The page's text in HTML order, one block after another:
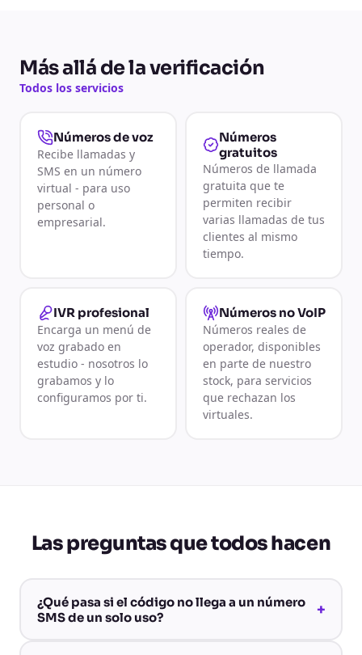
Más allá de la verificación
Todos los servicios
Números de voz
Recibe llamadas y
SMS en un número
virtual - para uso
personal o
empresarial.
Números
gratuitos
Números de llamada
gratuita que te
permiten recibir
varias llamadas de tus
clientes al mismo
tiempo.
IVR profesional
Encarga un menú de
voz grabado en
estudio - nosotros lo
grabamos y lo
configuramos por ti.
Números no VoIP
Números reales de
operador, disponibles
en parte de nuestro
stock, para servicios
que rechazan los
virtuales.
Las preguntas que todos hacen
¿Qué pasa si el código no llega a un número
SMS de un solo uso?
+